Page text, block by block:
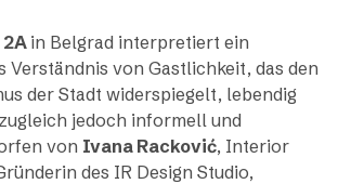
in Belgrad interpretiert ein
Verständnis von Gastlichkeit, das den
der Stadt widerspiegelt, lebendig
jedoch informell und
von Ivana Racković, Interior
des IR Design Studio,